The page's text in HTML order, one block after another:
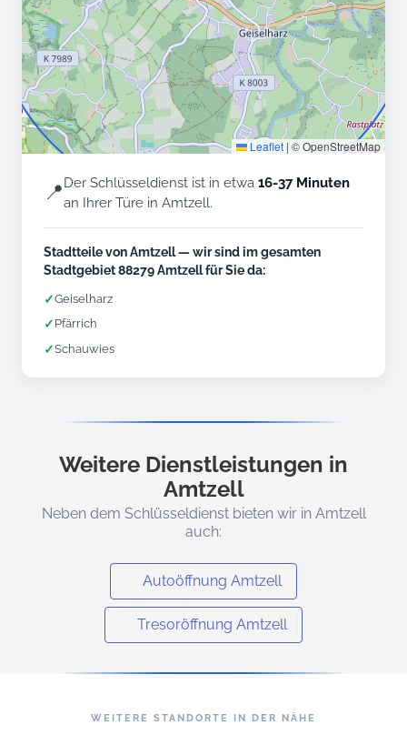
Leaflet | © OpenStreetMap
📍Der Schlüsseldienst ist in etwa 16-37 Minuten
an Ihrer Türe in Amtzell.
Stadtteile von Amtzell — wir sind im gesamten
Stadtgebiet 88279 Amtzell für Sie da:
✓Geiselharz
✓ Pfärrich
✓Schauwies
Weitere Dienstleistungen in
Amtzell
Neben dem Schlüsseldienst bieten wir in Amtzell
auch:
Autoöffnung Amtzell
Tresoröffnung Amtzell
WEITERE STANDORTE IN DER NÄHE